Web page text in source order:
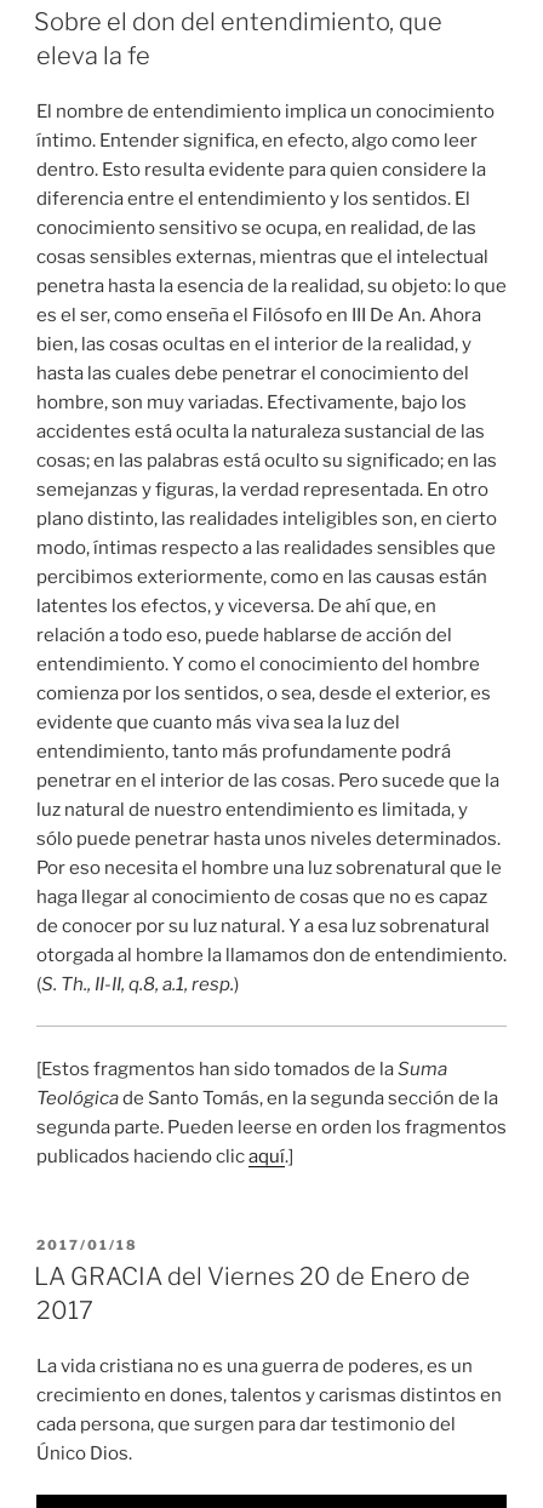
EL
Sobre el don del entendimiento, que
eleva la fe
El nombre de entendimiento implica un conocimiento
íntimo. Entender significa, en efecto, algo como leer
dentro. Esto resulta evidente para quien considere la
diferencia entre el entendimiento y los sentidos. El
conocimiento sensitivo se ocupa, en realidad, de las
cosas sensibles externas, mientras que el intelectual
penetra hasta la esencia de la realidad, su objeto: lo que
es el ser, como enseña el Filósofo en III De An. Ahora
bien, las cosas ocultas en el interior de la realidad, y
hasta las cuales debe penetrar el conocimiento del
hombre, son muy variadas. Efectivamente, bajo los
accidentes está oculta la naturaleza sustancial de las
cosas; en las palabras está oculto su significado; en las
semejanzas y figuras, la verdad representada. En otro
plano distinto, las realidades inteligibles son, en cierto
modo, íntimas respecto a las realidades sensibles que
percibimos exteriormente, como en las causas están
latentes los efectos, y viceversa. De ahí que, en
relación a todo eso, puede hablarse de acción del
entendimiento. Y como el conocimiento del hombre
comienza por los sentidos, o sea, desde el exterior, es
evidente que cuanto más viva sea la luz del
entendimiento, tanto más profundamente podrá
penetrar en el interior de las cosas. Pero sucede que la
luz natural de nuestro entendimiento es limitada, y
sólo puede penetrar hasta unos niveles determinados.
Por eso necesita el hombre una luz sobrenatural que le
haga llegar al conocimiento de cosas que no es capaz
de conocer por su luz natural. Y a esa luz sobrenatural
otorgada al hombre la llamamos don de entendimiento.
(S. Th., II-II, q.8, a.1, resp.)
[Estos fragmentos han sido tomados de laSuma
Teológicade Santo Tomás, en la segunda sección de la
segunda parte. Pueden leerse en orden los fragmentos
publicados haciendo clicaquí.]
PUBLICADO
EL
2017/01/18
LA GRACIA del Viernes 20 de Enero de
2017
La vida cristiana no es una guerra de poderes, es un
crecimiento en dones, talentos y carismas distintos en
cada persona, que surgen para dar testimonio del
Único Dios.